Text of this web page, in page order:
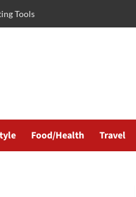
Tools
Food/Health Travel